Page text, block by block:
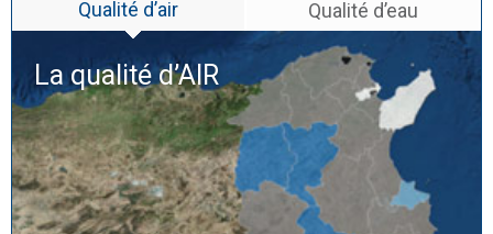
Qualité d’air Qualité d’eau
La qualité d’AIR